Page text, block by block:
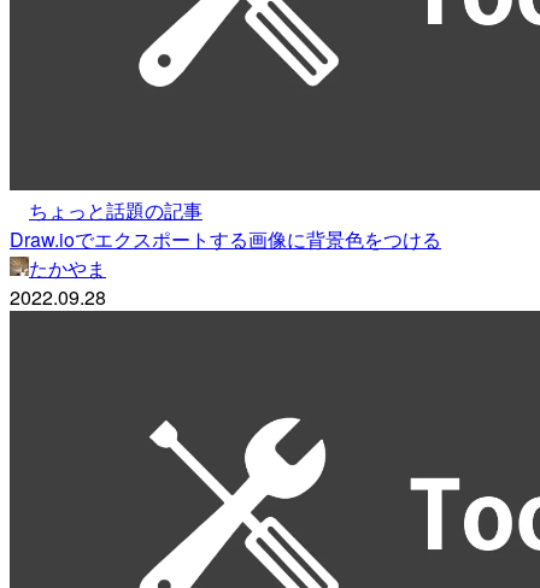
ちょっと話題の記事
Draw.ioでエクスポートする画像に背景色をつける
たかやま
2022.09.28